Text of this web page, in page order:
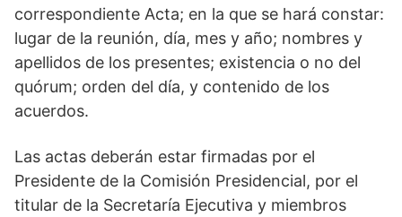
correspondiente Acta; en la que se hará constar:
lugar de la reunión, día, mes y año; nombres y
apellidos de los presentes; existencia o no del
quórum; orden del día, y contenido de los
acuerdos.
Las actas deberán estar firmadas por el
Presidente de la Comisión Presidencial, por el
titular de la Secretaría Ejecutiva y miembros